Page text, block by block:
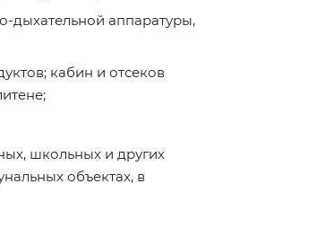
дыхательной аппаратуры,
кабин и отсеков
школьных и других
объектах, в